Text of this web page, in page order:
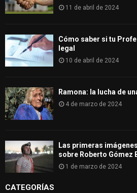
11 de abril de 2024
Cómo saber si tu
legal
10 de abril de 2024
Ramona: la lucha de
4 de marzo de 2024
Las primeras
sobre Roberto Gómez
1 de marzo de 2024
CATEGORÍAS